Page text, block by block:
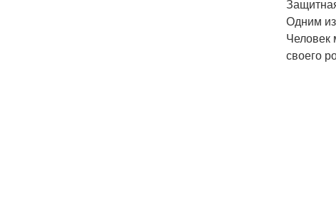
Одним
Человек
своего